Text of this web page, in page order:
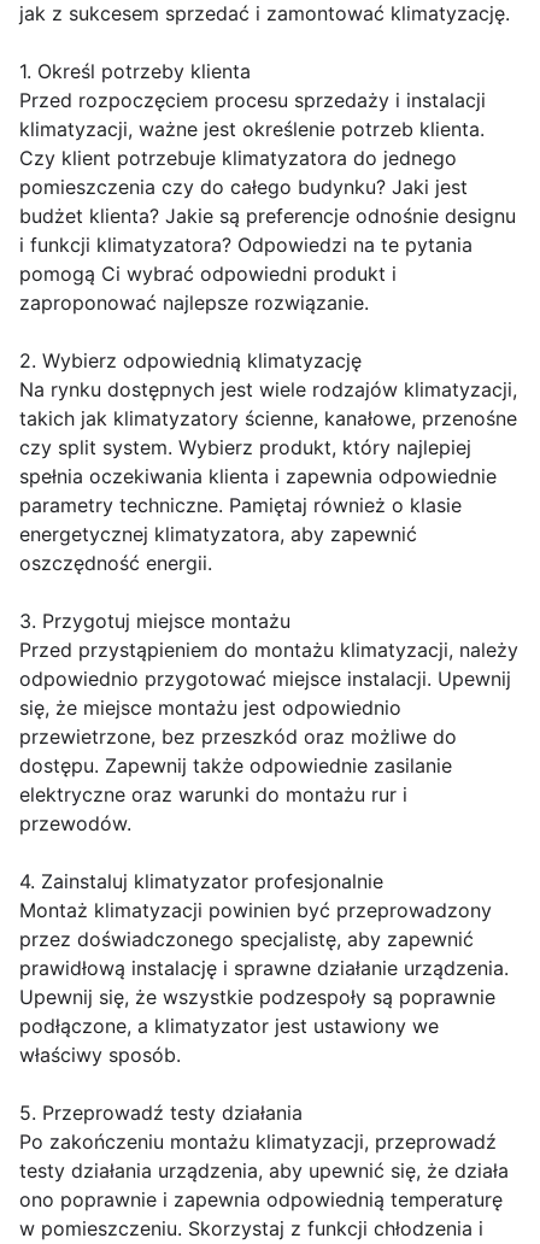
jak z sukcesem sprzedać i zamontować klimatyzację.
1. Określ potrzeby klienta
Przed rozpoczęciem procesu sprzedaży i instalacji
klimatyzacji, ważne jest określenie potrzeb klienta.
Czy klient potrzebuje klimatyzatora do jednego
pomieszczenia czy do całego budynku? Jaki jest
budżet klienta? Jakie są preferencje odnośnie designu
i funkcji klimatyzatora? Odpowiedzi na te pytania
pomogą Ci wybrać odpowiedni produkt i
zaproponować najlepsze rozwiązanie.
2. Wybierz odpowiednią klimatyzację
Na rynku dostępnych jest wiele rodzajów klimatyzacji,
takich jak klimatyzatory ścienne, kanałowe, przenośne
czy split system. Wybierz produkt, który najlepiej
spełnia oczekiwania klienta i zapewnia odpowiednie
parametry techniczne. Pamiętaj również o klasie
energetycznej klimatyzatora, aby zapewnić
oszczędność energii.
3. Przygotuj miejsce montażu
Przed przystąpieniem do montażu klimatyzacji, należy
odpowiednio przygotować miejsce instalacji. Upewnij
się, że miejsce montażu jest odpowiednio
przewietrzone, bez przeszkód oraz możliwe do
dostępu. Zapewnij także odpowiednie zasilanie
elektryczne oraz warunki do montażu rur i
przewodów.
4. Zainstaluj klimatyzator profesjonalnie
Montaż klimatyzacji powinien być przeprowadzony
przez doświadczonego specjalistę, aby zapewnić
prawidłową instalację i sprawne działanie urządzenia.
Upewnij się, że wszystkie podzespoły są poprawnie
podłączone, a klimatyzator jest ustawiony we
właściwy sposób.
5. Przeprowadź testy działania
Po zakończeniu montażu klimatyzacji, przeprowadź
testy działania urządzenia, aby upewnić się, że działa
ono poprawnie i zapewnia odpowiednią temperaturę
w pomieszczeniu. Skorzystaj z funkcji chłodzenia i